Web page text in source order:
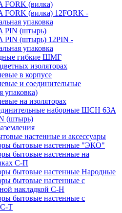
(вилка)
(вилка) 12FORK -
упаковка
PIN (штырь)
(штырь) 12PIN -
упаковка
гибкие ШМГ
изоляторах
в корпусе
и соединительные
упаковка)
на изоляторах
наборные ШСН 63A
(штырь)
настенные и аксессуары
бытовые настенные "ЭКО"
бытовые настенные на
С-П
бытовые настенные Народные
бытовые настенные с
накладкой С-Н
бытовые настенные с
С-Т